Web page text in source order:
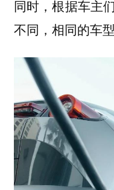
同时，根据车主
不同，相同的车